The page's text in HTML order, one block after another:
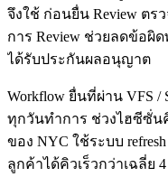
จึงใช้ ก่อนยื่น Review ตร
การ Review ช่วยลดข้อผิด
ได้รับประกันผลอนุญาต
Workflow ยื่นที่ผ่าน VFS /
ทุกวันทำการ ช่วงไฮซีซั่นคิ
ของ NYC ใช้ระบบ
ลูกค้าได้คิวเร็วกว่าเฉลี่ย